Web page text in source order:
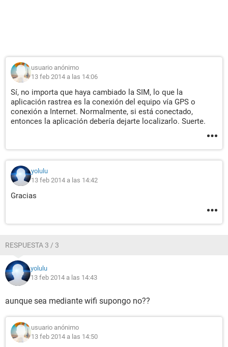
usuario anónimo
13 feb 2014 a las 14:06
Sí, no importa que haya cambiado la SIM, lo que la
aplicación rastrea es la conexión del equipo vía GPS o
conexión a Internet. Normalmente, si está conectado,
entonces la aplicación debería dejarte localizarlo. Suerte.
yolulu
13 feb 2014 a las 14:42
Gracias
RESPUESTA 3 / 3
yolulu
13 feb 2014 a las 14:43
aunque sea mediante wifi supongo no??
usuario anónimo
13 feb 2014 a las 14:50